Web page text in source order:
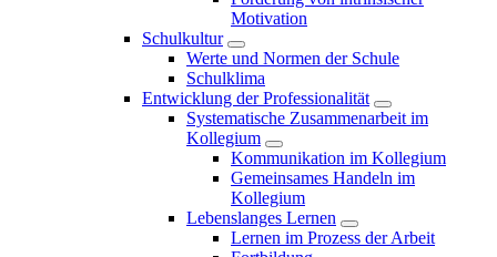
Motivation
Schulkultur
Werte und Normen der Schule
Schulklima
Entwicklung der Professionalität
Systematische Zusammenarbeit im
Kollegium
Kommunikation im Kollegium
Gemeinsames Handeln im
Kollegium
Lebenslanges Lernen
Lernen im Prozess der Arbeit